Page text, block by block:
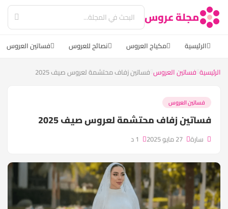
مجلة عروس
الرئيسية مكياج العروس نصائح للعروس فساتين العروس
الرئيسية فساتين العروس فساتين زفاف محتشمة لعروس صيف 2025
فساتين العروس
فساتين زفاف محتشمة لعروس صيف 2025
سارة